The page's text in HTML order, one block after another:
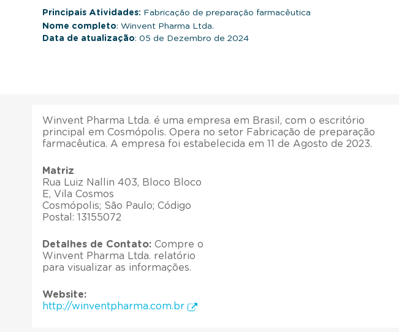
Principais Atividades: Fabricação de preparação farmacêutica
Nome completo: Winvent Pharma Ltda.
Data de atualização: 05 de Dezembro de 2024
Winvent Pharma Ltda. é uma empresa em Brasil, com o escritório
principal em Cosmópolis. Opera no setor Fabricação de preparação
farmacêutica. A empresa foi estabelecida em 11 de Agosto de 2023.
Matriz
Rua Luiz Nallin 403, Bloco Bloco
E, Vila Cosmos
Cosmópolis; São Paulo; Código
Postal: 13155072
Detalhes de Contato: Compre o
Winvent Pharma Ltda. relatório
para visualizar as informações.
Website:
http://winventpharma.com.br